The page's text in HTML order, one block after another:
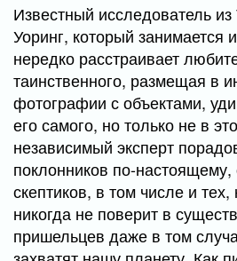
Известный исследователь
Уоринг, который занимается
нередко расстраивает
таинственного, размещая в
фотографии с объектами,
его самого, но только не в
независимый эксперт
поклонников по-
скептиков, в том числе и тех,
никогда не поверит в
пришельцев даже в том